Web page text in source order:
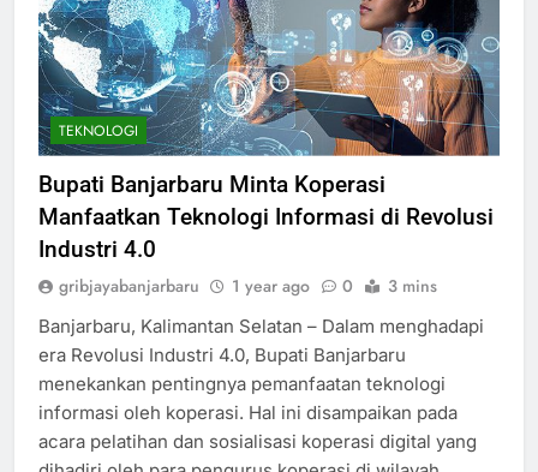
TEKNOLOGI
Bupati Banjarbaru Minta Koperasi
Manfaatkan Teknologi Informasi di Revolusi
Industri 4.0
gribjayabanjarbaru 1 year ago 0 3 mins
Banjarbaru, Kalimantan Selatan – Dalam menghadapi
era Revolusi Industri 4.0, Bupati Banjarbaru
menekankan pentingnya pemanfaatan teknologi
informasi oleh koperasi. Hal ini disampaikan pada
acara pelatihan dan sosialisasi koperasi digital yang